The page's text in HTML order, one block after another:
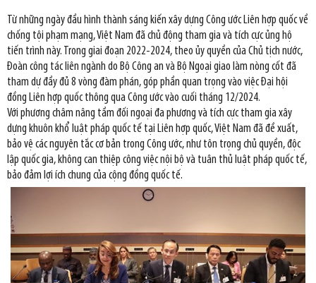
Từ những ngày đầu hình thành sáng kiến xây dựng Công ước Liên hợp quốc về
chống tội phạm mạng, Việt Nam đã chủ động tham gia và tích cực ủng hộ
tiến trình này. Trong giai đoạn 2022-2024, theo ủy quyền của Chủ tịch nước,
Đoàn công tác liên ngành do Bộ Công an và Bộ Ngoại giao làm nòng cốt đã
tham dự đầy đủ 8 vòng đàm phán, góp phần quan trọng vào việc Đại hội
đồng Liên hợp quốc thông qua Công ước vào cuối tháng 12/2024.
Với phương châm nâng tầm đối ngoại đa phương và tích cực tham gia xây
dựng khuôn khổ luật pháp quốc tế tại Liên hợp quốc, Việt Nam đã đề xuất,
bảo vệ các nguyên tắc cơ bản trong Công ước, như tôn trọng chủ quyền, độc
lập quốc gia, không can thiệp công việc nội bộ và tuân thủ luật pháp quốc tế,
bảo đảm lợi ích chung của cộng đồng quốc tế.